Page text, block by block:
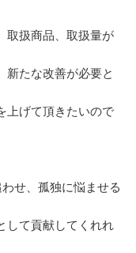
取扱商品、取扱量が
新たな改善が必要と
上げて頂きたいので
せ、孤独に悩ませる
して貢献してくれれ